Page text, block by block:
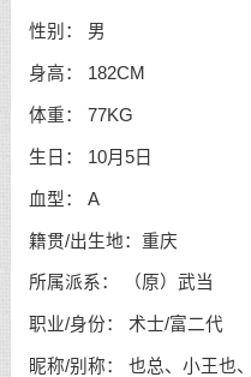
性别： 男
身高： 182CM
体重： 77KG
生日： 10月5日
血型： A
籍贯/出生地：重庆
所属派系： （原）武当
职业/身份： 术士/富二代
昵称/别称： 也总、小王也